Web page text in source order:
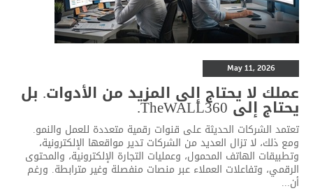
May 11, 2026
عملك لا يحتاج إلى المزيد من الأدوات. بل
يحتاج إلى TheWALL360.
تعتمد الشركات الحديثة على قنوات رقمية متعددة للعمل والنمو.
ومع ذلك، لا تزال العديد من الشركات تدير مواقعها الإلكترونية،
وتطبيقات الهاتف المحمول، وعمليات التجارة الإلكترونية، والمحتوى
الرقمي، وتفاعلات العملاء عبر منصات منفصلة وغير مترابطة. ورغم
أن...